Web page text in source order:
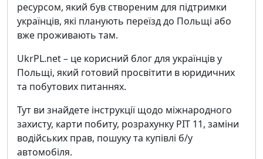
ресурсом, який був створеним для підтримки
українців, які планують переїзд до Польщі або
вже проживають там.
UkrPL.net – це корисний блог для українців у
Польщі, який готовий просвітити в юридичних
та побутових питаннях.
Тут ви знайдете інструкції щодо міжнародного
захисту, карти побиту, розрахунку PIT 11, заміни
водійських прав, пошуку та купівлі б/у
автомобіля.